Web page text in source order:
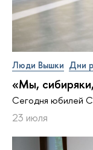
Люди Вышки Дни
«Мы,
Сегодня юбилей
23 июля